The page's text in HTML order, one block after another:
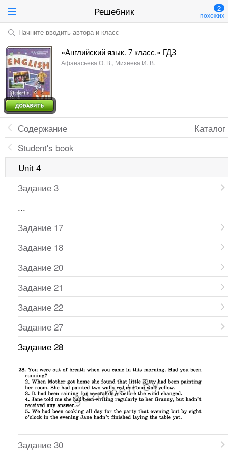
Решебник 2
похожих
Начните вводить автора и класс
«Английский язык. 7 класс.» ГДЗ
Афанасьева О. В., Михеева И. В.
Каталог
Содержание
Student's book
Unit 4
Задание 3
...
Задание 17
Задание 18
Задание 20
Задание 21
Задание 22
Задание 27
Задание 28
Задание 30